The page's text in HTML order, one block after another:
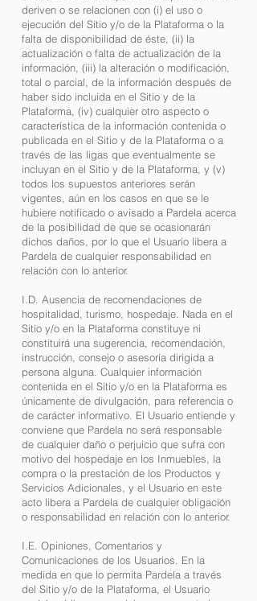
deriven o se relacionen con (i) el uso o
ejecución del Sitio y/o de la Plataforma o la
falta de disponibilidad de éste, (ii) la
actualización o falta de actualización de la
información, (iii) la alteración o modificación,
total o parcial, de la información después de
haber sido incluida en el Sitio y de la
Plataforma, (iv) cualquier otro aspecto o
característica de la información contenida o
publicada en el Sitio y de la Plataforma o a
través de las ligas que eventualmente se
incluyan en el Sitio y de la Plataforma, y (v)
todos los supuestos anteriores serán
vigentes, aún en los casos en que se le
hubiere notificado o avisado a Pardela acerca
de la posibilidad de que se ocasionarán
dichos daños, por lo que el Usuario libera a
Pardela de cualquier responsabilidad en
relación con lo anterior.
I.D. Ausencia de recomendaciones de
hospitalidad, turismo, hospedaje. Nada en el
Sitio y/o en la Plataforma constituye ni
constituirá una sugerencia, recomendación,
instrucción, consejo o asesoría dirigida a
persona alguna. Cualquier información
contenida en el Sitio y/o en la Plataforma es
únicamente de divulgación, para referencia o
de carácter informativo. El Usuario entiende y
conviene que Pardela no será responsable
de cualquier daño o perjuicio que sufra con
motivo del hospedaje en los Inmuebles, la
compra o la prestación de los Productos y
Servicios Adicionales, y el Usuario en este
acto libera a Pardela de cualquier obligación
o responsabilidad en relación con lo anterior.
I.E. Opiniones, Comentarios y
Comunicaciones de los Usuarios. En la
medida en que lo permita Pardela a través
del Sitio y/o de la Plataforma, el Usuario